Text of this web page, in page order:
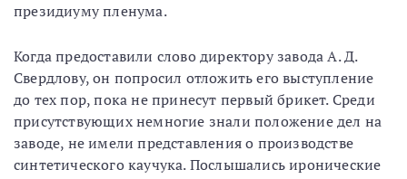
президиуму пленума.
Когда предоставили слово директору завода А. Д.
Свердлову, он попросил отложить его выступление
до тех пор, пока не принесут первый брикет. Среди
присутствующих немногие знали положение дел на
заводе, не имели представления о производстве
синтетического каучука. Послышались иронические